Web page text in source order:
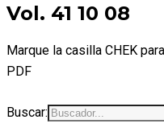
Vol. 41 10 08
Marque la casilla CHEK
PDF
Buscar: